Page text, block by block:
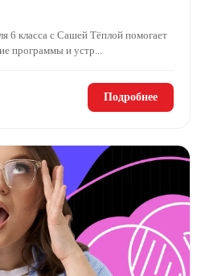
6 класса с Сашей Тёплой помогает
программы и устр...
Подробнее